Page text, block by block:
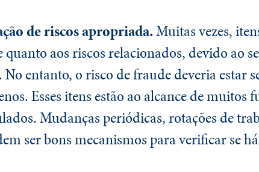
de riscos apropriada.Muitas vezes,
aos riscos relacionados, devido ao
entanto, o risco de fraude deveria estar
Esses itens estão ao alcance de muitos
Mudanças periódicas, rotações de
ser bons mecanismos para verificar se